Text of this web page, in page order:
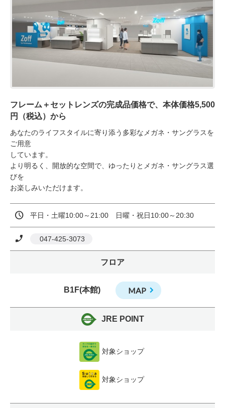
フレーム＋セットレンズの完成品価格で、本体価格5,500
円（税込）から
あなたのライフスタイルに寄り添う多彩なメガネ・サングラスを
ご用意
しています。
より明るく、開放的な空間で、ゆったりとメガネ・サングラス選
びを
お楽しみいただけます。
平日・土曜10:00～21:00　日曜・祝日10:00～20:30
047-425-3073
フロア
B1F(本館) MAP
JRE POINT
対象ショップ
対象ショップ